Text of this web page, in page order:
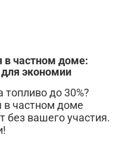
в частном доме:
экономии
топливо до 30%?
в частном доме
без вашего участия.